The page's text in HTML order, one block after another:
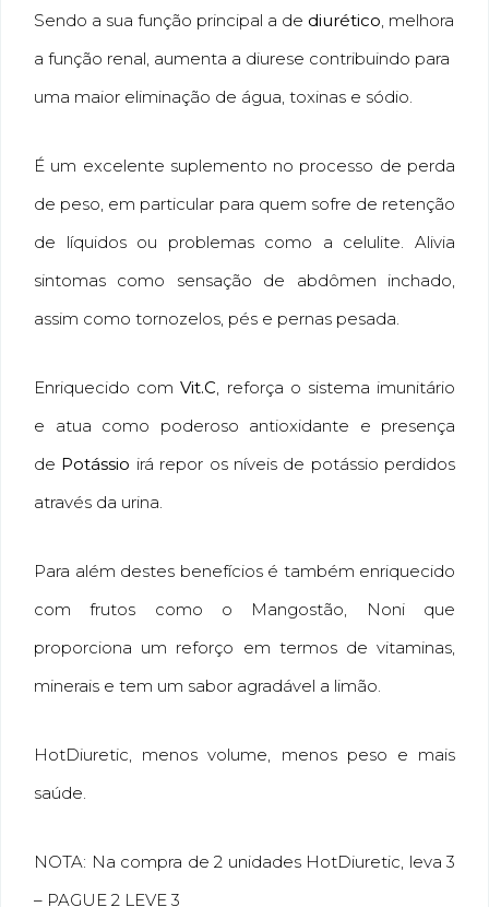
Sendo a sua função principal a de diurético, melhora
a função renal, aumenta a diurese contribuindo para
uma maior eliminação de água, toxinas e sódio.
É um excelente suplemento no processo de perda
de peso, em particular para quem sofre de retenção
de líquidos ou problemas como a celulite. Alivia
sintomas como sensação de abdômen inchado,
assim como tornozelos, pés e pernas pesada.
Enriquecido comVit.C, reforça o sistema imunitário
e atua como poderoso antioxidante e presença
de Potássio irá repor os níveis de potássio perdidos
através da urina.
Para além destes benefícios é também enriquecido
com frutos como o Mangostão, Noni que
proporciona um reforço em termos de vitaminas,
minerais e tem um sabor agradável a limão.
HotDiuretic, menos volume, menos peso e mais
saúde.
NOTA: Na compra de 2 unidades HotDiuretic, leva 3
– PAGUE 2 LEVE 3